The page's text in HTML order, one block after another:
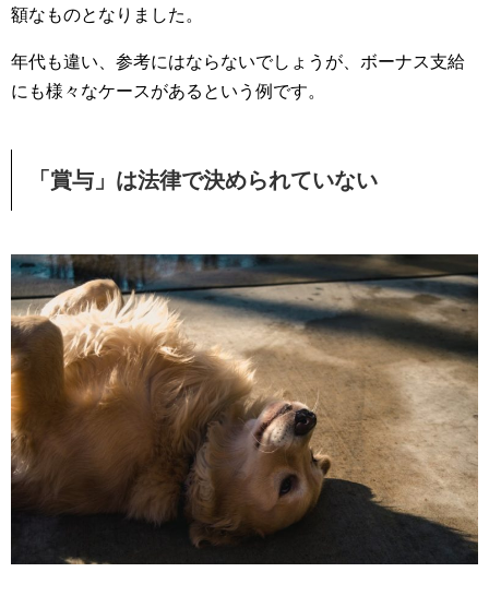
額なものとなりました。
年代も違い、参考にはならないでしょうが、ボーナス支給
にも様々なケースがあるという例です。
「賞与」は法律で決められていない